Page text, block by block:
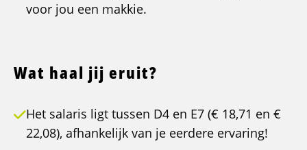
voor jou een makkie.
Wat haal jij eruit?
Het salaris ligt tussen D4 en E7 (€ 18,71 en €
22,08), afhankelijk van je eerdere ervaring!